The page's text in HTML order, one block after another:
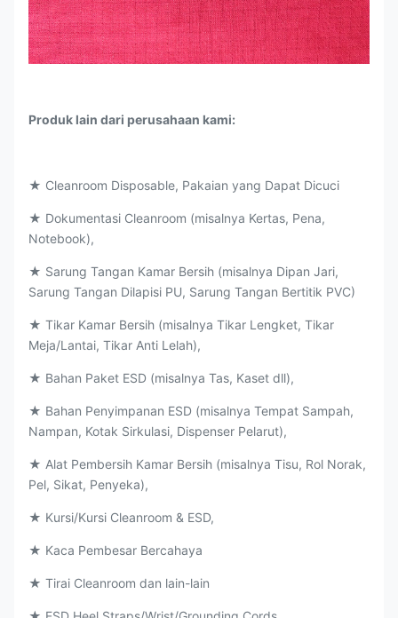
Produk lain dari perusahaan kami:
★ Cleanroom Disposable, Pakaian yang Dapat Dicuci
★ Dokumentasi Cleanroom (misalnya Kertas, Pena,
Notebook),
★ Sarung Tangan Kamar Bersih (misalnya Dipan Jari,
Sarung Tangan Dilapisi PU, Sarung Tangan Bertitik PVC)
★ Tikar Kamar Bersih (misalnya Tikar Lengket, Tikar
Meja/Lantai, Tikar Anti Lelah),
★ Bahan Paket ESD (misalnya Tas, Kaset dll),
★ Bahan Penyimpanan ESD (misalnya Tempat Sampah,
Nampan, Kotak Sirkulasi, Dispenser Pelarut),
★ Alat Pembersih Kamar Bersih (misalnya Tisu, Rol Norak,
Pel, Sikat, Penyeka),
★ Kursi/Kursi Cleanroom & ESD,
★ Kaca Pembesar Bercahaya
★ Tirai Cleanroom dan lain-lain